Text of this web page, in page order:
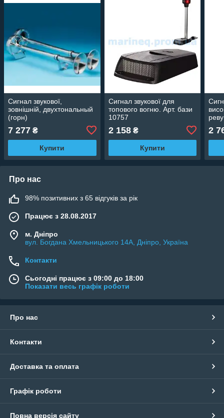
Сигнал звукової,
зовнішній, двухтональный
(горн)
7 277 ₴
Купити
Сигнал звукової для
топового вогню. Арт. бази
10757
2 158₴
Купити
2
Про нас
98% позитивних з 65 відгуків за рік
Працює з 28.08.2017
м. Дніпро
вул. Богдана Хмельницького 14А, Дніпро, Україна
Контакти
Сьогодні працює з 09:00 до 18:00
Показати весь графік роботи
Про нас
Контакти
Доставка та оплата
Графік роботи
Повна версія сайту